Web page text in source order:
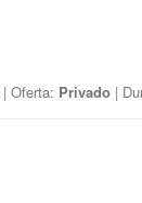
| Oferta: Privado |